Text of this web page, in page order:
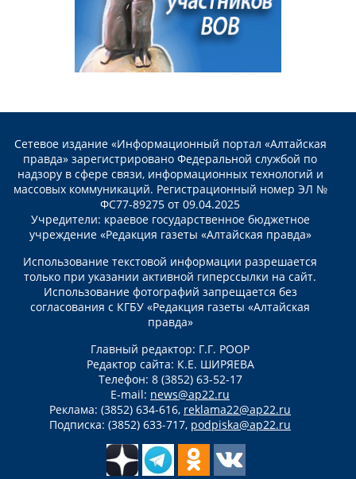
Сетевое издание «Информационный портал «Алтайская
правда» зарегистрировано Федеральной службой по
надзору в сфере связи, информационных технологий и
массовых коммуникаций. Регистрационный номер ЭЛ №
ФС77-89275 от 09.04.2025
Учредители: краевое государственное бюджетное
учреждение «Редакция газеты «Алтайская правда»
Использование текстовой информации разрешается
только при указании активной гиперссылки на сайт.
Использование фотографий запрещается без
согласования с КГБУ «Редакция газеты «Алтайская
правда»
Главный редактор: Г.Г. РООР
Редактор сайта: К.Е. ШИРЯЕВА
Телефон: 8 (3852) 63-52-17
E-mail: news@ap22.ru
Реклама: (3852) 634-616, reklama22@ap22.ru
Подписка: (3852) 633-717, podpiska@ap22.ru